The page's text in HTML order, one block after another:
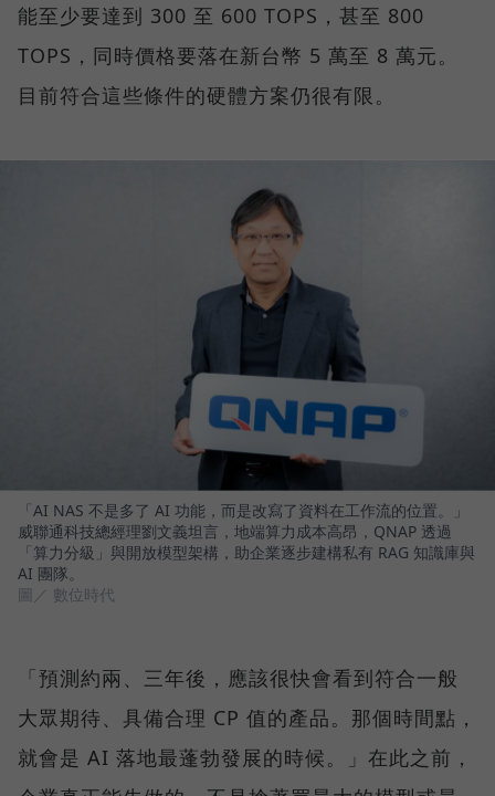
能至少要達到 300 至 600 TOPS，甚至 800
TOPS，同時價格要落在新台幣 5 萬至 8 萬元。
目前符合這些條件的硬體方案仍很有限。
「AI NAS 不是多了 AI 功能，而是改寫了資料在工作流的位置。」
威聯通科技總經理劉文義坦言，地端算力成本高昂，QNAP 透過
「算力分級」與開放模型架構，助企業逐步建構私有 RAG 知識庫與
AI 團隊。
圖／ 數位時代
「預測約兩、三年後，應該很快會看到符合一般
大眾期待、具備合理 CP 值的產品。那個時間點，
就會是 AI 落地最蓬勃發展的時候。」在此之前，